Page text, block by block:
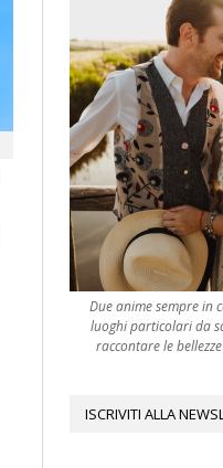
Due anime sempre in
luoghi particolari da
raccontare le
ISCRIVITI ALLA